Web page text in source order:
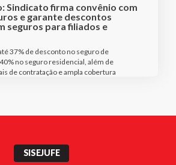
Sindicato firma convênio com
e garante descontos
seguros para filiados e
37% de desconto no seguro de
no seguro residencial, além de
de contratação e ampla cobertura
SISEJUFE